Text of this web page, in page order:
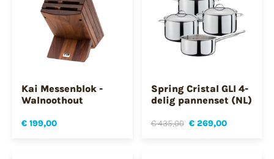
Kai Messenblok -
Walnoothout
€ 199,00
Spring Cristal GLI 4-
delig pannenset (NL)
€ 435,00 € 269,00